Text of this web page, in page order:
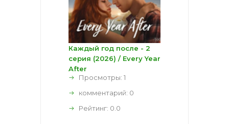
Каждый год после - 2
серия (2026) / Every Year
After
Просмотры: 1
комментарий: 0
Рейтинг: 0.0